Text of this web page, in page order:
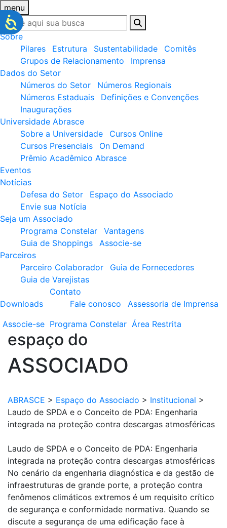
menu
Sobre
Pilares
Estrutura Sustentabilidade
Comitês
Grupos de Relacionamento
Imprensa
Dados do Setor
Números do Setor
Números Regionais
Números Estaduais
Definições e Convenções
Inaugurações
Universidade Abrasce
Sobre a Universidade
Cursos Online
Cursos Presenciais
On Demand
Prêmio Acadêmico Abrasce
Eventos
Notícias
Defesa do Setor
Espaço do Associado
Envie sua Notícia
Seja um Associado
Programa Constelar
Vantagens
Guia de Shoppings
Associe-se
Parceiros
Parceiro Colaborador
Guia de Fornecedores
Guia de Varejistas
Downloads
Contato
Fale conosco
Assessoria de Imprensa
Associe-se Programa Constelar Área Restrita
espaço do
ASSOCIADO
ABRASCE > Espaço do Associado > Institucional >
Laudo de SPDA e o Conceito de PDA: Engenharia
integrada na proteção contra descargas atmosféricas
Laudo de SPDA e o Conceito de PDA: Engenharia
integrada na proteção contra descargas atmosféricas
No cenário da engenharia diagnóstica e da gestão de
infraestruturas de grande porte, a proteção contra
fenômenos climáticos extremos é um requisito crítico
de segurança e conformidade normativa. Quando se
discute a segurança de uma edificação face à